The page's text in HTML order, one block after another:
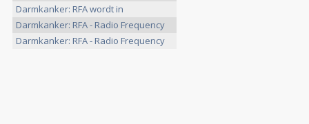
>>
Darmkanker: RFA wordt in
overzichtstudie >>
Darmkanker: RFA - Radio Frequency
>>
Darmkanker: RFA - Radio Frequency